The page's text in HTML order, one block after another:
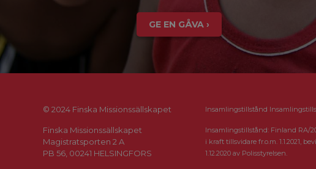
GE EN GÅVA ›
© 2024 Finska Missionssällskapet
Finska Missionssällskapet
Magistratsporten 2 A
PB 56, 00241 HELSINGFORS
Insamlingstillstånd
Insamlingstillstånd: Finland RA/
i kraft tillsvidare fr.o.m. 1.1.2021,
1.12.2020 av Polisstyrelsen.